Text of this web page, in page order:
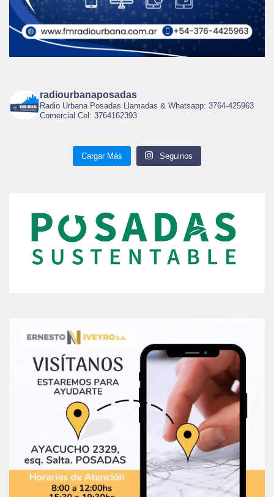
radiourbanaposadas
Radio Urbana Posadas Llamadas & Whatsapp: 3764-425963
Comercial Cel: 3764162393
Cargar Más Seguinos